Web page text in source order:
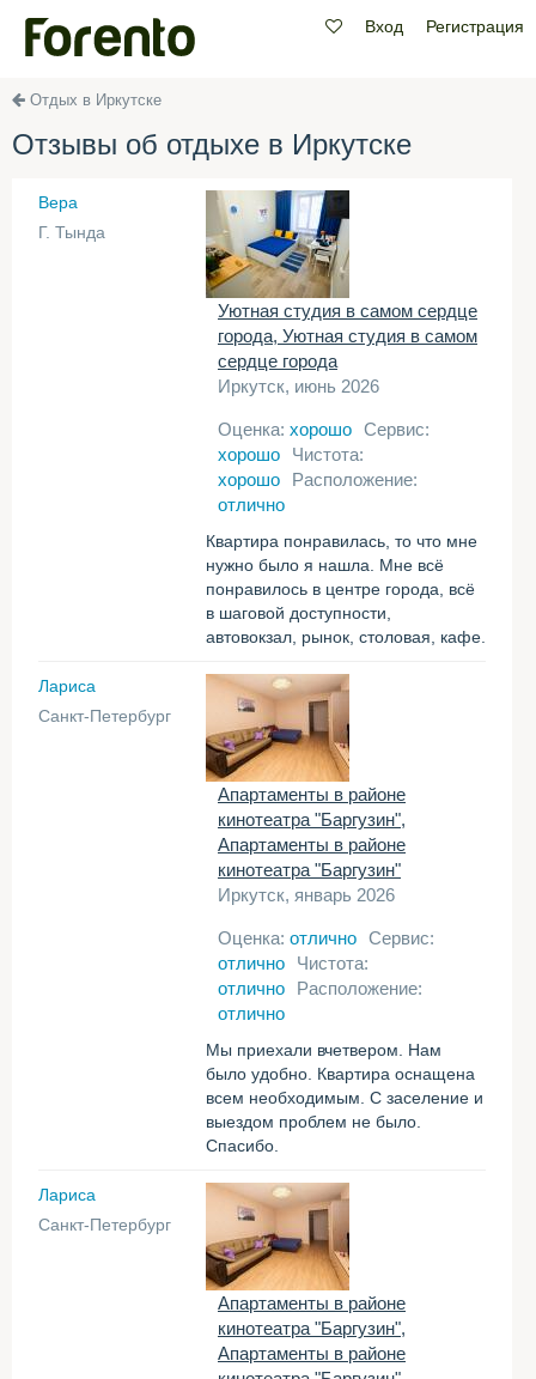
Вход Регистрация
Отдых в Иркутске
Отзывы об отдыхе в Иркутске
Вера
Г. Тында
Уютная студия в самом сердце
города, Уютная студия в самом
сердце города
Иркутск, июнь 2026
Оценка: хорошо Сервис:
хорошо
Чистота:
хорошо
Расположение:
отлично
Квартира понравилась, то что мне
нужно было я нашла. Мне всё
понравилось в центре города, всё
в шаговой доступности,
автовокзал, рынок, столовая, кафе.
Лариса
Санкт-Петербург
Апартаменты в районе
кинотеатра "Баргузин",
Апартаменты в районе
кинотеатра "Баргузин"
Иркутск, январь 2026
Оценка: отлично Сервис:
отлично
Чистота:
отлично
Расположение:
отлично
Мы приехали вчетвером. Нам
было удобно. Квартира оснащена
всем необходимым. С заселение и
выездом проблем не было.
Спасибо.
Лариса
Санкт-Петербург
Апартаменты в районе
кинотеатра "Баргузин",
Апартаменты в районе